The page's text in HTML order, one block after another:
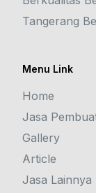
Tangerang
Menu Link
Home
Jasa
Gallery
Article
Jasa Lainnya